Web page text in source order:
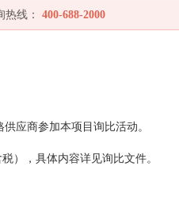
热线： 400-688-2000
应商参加本项目询比活动。
），具体内容详见询比文件。